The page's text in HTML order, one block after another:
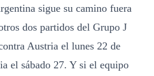
sigue su camino fuera
dos partidos del Grupo J
Austria el lunes 22 de
el sábado 27. Y si el equipo